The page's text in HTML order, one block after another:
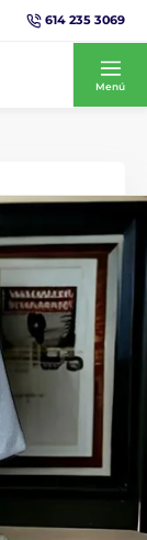
614 235 3069
Menú